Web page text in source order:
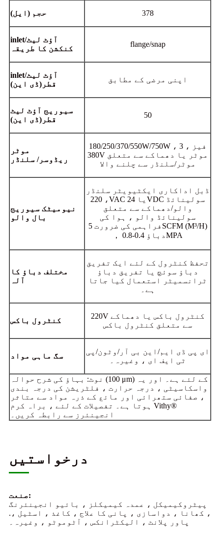
حجم (ایل) 378
inlet/آؤٹ لیٹ
کنکشن کا طریقہ
flange/snap
inlet/آؤٹ لیٹ
قطر (ڈی این)
اپنی مرضی کے مطابق
سیوریج آؤٹ لیٹ
قطر (ڈی این)
50
موٹر
ریڈوسر/ سلنڈر
180/250/370/550W/750W ، 3 فیز ،
380V موٹر یا دھماکے سے متعلق
موٹر/سلنڈر سے چلنے والا
نیومیٹک سیوریج
بال والو
ڈبل اداکاری ایکٹیویٹر سلنڈر
، 220VAC یا 24VDC سولینائڈ
والو/دھماکے سے متعلق
سولینائڈ والو ، ہوا کی
فراہمی کی ضرورت 5SCFM (M³/H)
， دباؤ 0.4-0.8MPA
مختلف دباؤ کا
آلہ
تحفظ کنٹرول کے لئے ایک تفریق
دباؤ سوئچ یا تفریق دباؤ
ٹرانسمیٹر استعمال کیا جاتا
ہے۔
کنٹرول باکس
220V کنٹرول باکس یا دھماکے
سے متعلق کنٹرول باکس
سگ ماہی مواد
ای پی ڈی ایم/این بی آر/وٹون/پی
ٹی ایف ای ، وغیرہ۔
نوٹ: بہاؤ کی شرح حوالہ (100 μm) کے لئے ہے۔ اور یہ
واسکاسیٹی ، درجہ حرارت ، فلٹریشن کی درجہ بندی
، صفائی ستھرائی اور مائع کے ذرہ مواد سے متاثر
ہوتا ہے۔ تفصیلات کے لئے ، براہ کرم Vithy®
انجینئرز سے رابطہ کریں۔
درخواستیں
صنعت:
پیٹروکیمیکل ، عمدہ کیمیکلز ، بائیو انجینئرنگ
، کھانا ، دواسازی ، پانی کا علاج ، کاغذ ، اسٹیل ،.
پاور پلانٹ ، الیکٹرانکس ، آٹوموٹو ، وغیرہ۔